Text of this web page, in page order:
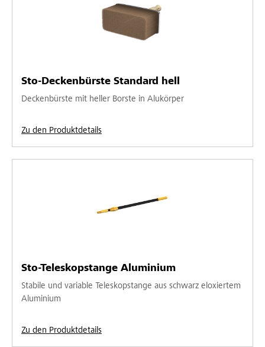
Sto-Deckenbürste Standard hell
Deckenbürste mit heller Borste in Alukörper
Zu den Produktdetails
Sto-Teleskopstange Aluminium
Stabile und variable Teleskopstange aus schwarz eloxiertem
Aluminium
Zu den Produktdetails